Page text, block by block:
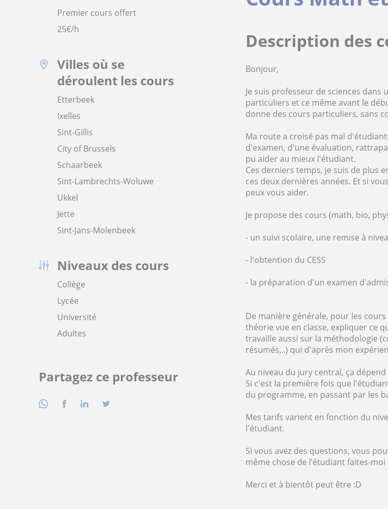
Premier cours offert
25€/h
Villes où se
déroulent les cours
Etterbeek
Ixelles
Sint-Gillis
City of Brussels
Schaarbeek
Sint-Lambrechts-Woluwe
Ukkel
Jette
Sint-Jans-Molenbeek
Niveaux des cours
Collège
Lycée
Université
Adultes
Partagez ce professeur
Description des
Bonjour,
Je suis professeur de sciences
particuliers et ce même avant le
donne des cours particuliers, sans
Ma route a croisé pas mal
d'examen, d'une évaluation,
pu aider au mieux l'étudiant.
Ces derniers temps, je suis de plus
ces deux dernières années. Et si
peux vous aider.
Je propose des cours (math, bio,
- un suivi scolaire, une remise à
- l'obtention du CESS
- la préparation d'un examen
De manière générale, pour les
théorie vue en classe, expliquer ce
travaille aussi sur la méthodologie
résumés,..) qui d'après mon
Au niveau du jury central, ça
Si c'est la première fois que
du programme, en passant par les
Mes tarifs varient en fonction du
l'étudiant.
Si vous avez des questions, vous
même chose de l’étudiant faites-
Merci et à bientôt peut être :D